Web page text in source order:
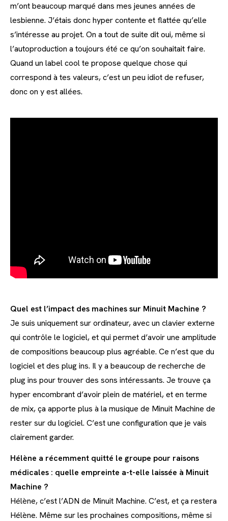
m’ont beaucoup marqué dans mes jeunes années de
lesbienne. J’étais donc hyper contente et flattée qu’elle
s’intéresse au projet. On a tout de suite dit oui, même si
l’autoproduction a toujours été ce qu’on souhaitait faire.
Quand un label cool te propose quelque chose qui
correspond à tes valeurs, c’est un peu idiot de refuser,
donc on y est allées.
Quel est l’impact des machines sur Minuit Machine ?
Je suis uniquement sur ordinateur, avec un clavier externe
qui contrôle le logiciel, et qui permet d’avoir une amplitude
de compositions beaucoup plus agréable. Ce n’est que du
logiciel et des plug ins. Il y a beaucoup de recherche de
plug ins pour trouver des sons intéressants. Je trouve ça
hyper encombrant d’avoir plein de matériel, et en terme
de mix, ça apporte plus à la musique de Minuit Machine de
rester sur du logiciel. C’est une configuration que je vais
clairement garder.
Hélène a récemment quitté le groupe pour raisons
médicales : quelle empreinte a-t-elle laissée à Minuit
Machine ?
Hélène, c’est l’ADN de Minuit Machine. C’est, et ça restera
Hélène. Même sur les prochaines compositions, même si